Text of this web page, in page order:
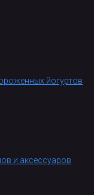
йогуртов
и аксессуаров